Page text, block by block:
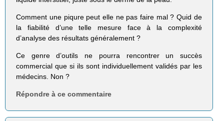
Comment une piqure peut elle ne pas faire mal ? Quid de
la fiabilité d’une telle mesure face à la complexité
d’analyse des résultats généralement ?
Ce genre d’outils ne pourra rencontrer un succès
commercial que si ils sont individuellement validés par les
médecins. Non ?
Répondre à ce commentaire